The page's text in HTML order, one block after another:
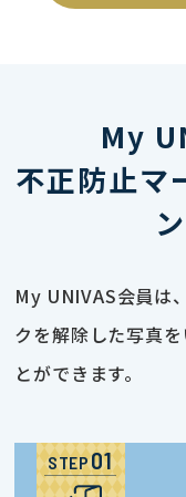
My
不正防止マ
My UNIVAS会員は
クを解除した写真
とができます。
STEP